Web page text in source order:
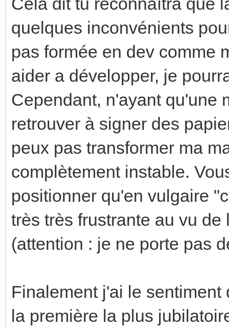
quelques inconvénients
pas formée en dev comme
aider a développer, je
Cependant, n'ayant qu'une
retrouver à signer des
peux pas transformer ma
complètement instable.
positionner qu'en vulgaire
très très frustrante au vu
(attention : je ne porte pas
Finalement j'ai le
la première la plus